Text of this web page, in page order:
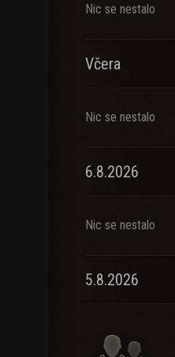
Nic se nestalo
Včera
Nic se nestalo
6.8.2026
Nic se nestalo
5.8.2026